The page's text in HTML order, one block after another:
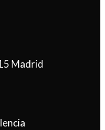
Madrid